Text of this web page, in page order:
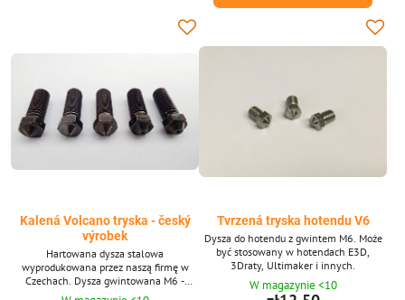
Kalená Volcano tryska - český
výrobek
Hartowana dysza stalowa
wyprodukowana przez naszą firmę w
Czechach. Dysza gwintowana M6 -
najbardziej rozpowszechniony wątek w
Tvrzená tryska hotendu V6
Dysza do hotendu z gwintem M6. Może
być stosowany w hotendach E3D,
3Draty, Ultimaker i innych.
W magazynie <10